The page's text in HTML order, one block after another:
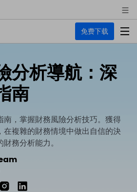
免费下载
EdrawMax
多合一圖表軟體
EdrawMind
區
分析導航：深
南
南，掌握財務風險分析技巧。獲得
在複雜的財務情境中做出自信的決
務分析能力。